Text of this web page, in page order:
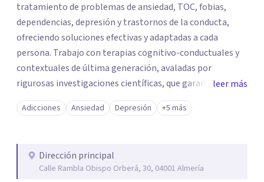
tratamiento de problemas de ansiedad, TOC, fobias,
dependencias, depresión y trastornos de la conducta,
ofreciendo soluciones efectivas y adaptadas a cada
persona. Trabajo con terapias cognitivo-conductuales y
contextuales de última generación, avaladas por
rigurosas investigaciones científicas, que garantizan
resultados en un tiempo reducido. Mi enfoque combina
diversas técnicas que priorizan un trato humano, cercano
mantengo en continua formación para brindarte un
tratamiento psicológico personalizado, adaptado a tus
necesidades y objetivos. Te ofrezco una atención
leer más
Adicciones Ansiedad Depresión +5 más
Dirección principal
Calle Rambla Obispo Orberá, 30, 04001 Almería